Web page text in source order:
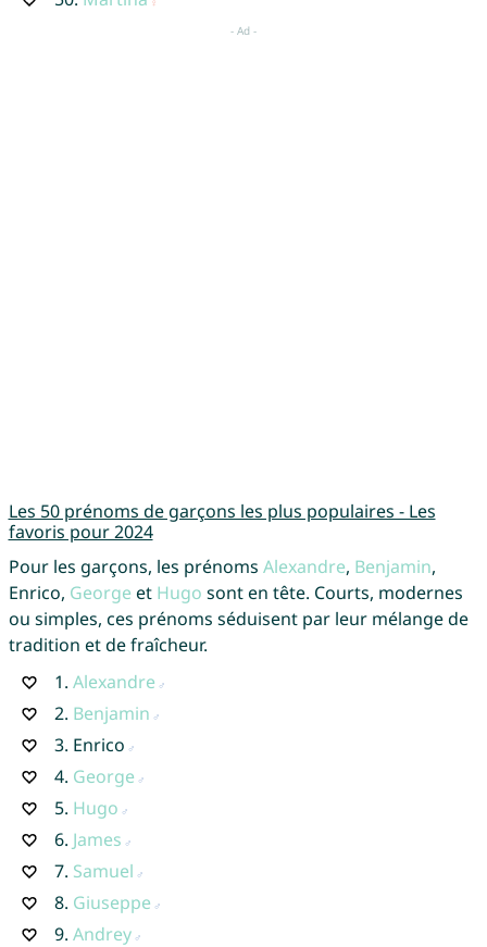
Les 50 prénoms de garçons les plus populaires - Les
favoris pour 2024
Pour les garçons, les prénoms Alexandre, Benjamin,
Enrico, George et Hugo sont en tête. Courts, modernes
ou simples, ces prénoms séduisent par leur mélange de
tradition et de fraîcheur.
1. Alexandre
2. Benjamin
3. Enrico
4. George
5. Hugo
6. James
7. Samuel
8. Giuseppe
9. Andrey